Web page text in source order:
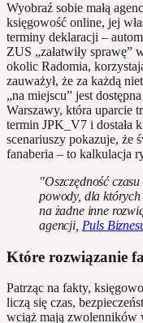
Wyobraź sobie małą
księgowość online, jej
terminy deklaracji –
ZUS „załatwiły
okolic Radomia,
zauważył, że za każdą
„na miejscu” jest
Warszawy, która uparcie
termin JPK_V7 i dostała
scenariuszy pokazuje, że
fanaberia – to kalkulacja
"Oszczędność
powody, dla których
na żadne inne
agencji, Puls
Które rozwiązanie
Patrząc na fakty,
liczą się czas,
wciąż mają zwolenników